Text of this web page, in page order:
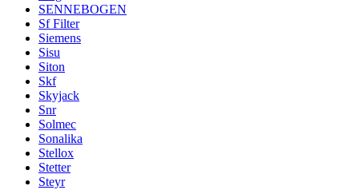
SENNEBOGEN
Sf Filter
Siemens
Sisu
Siton
Skf
Skyjack
Snr
Solmec
Sonalika
Stellox
Stetter
Steyr